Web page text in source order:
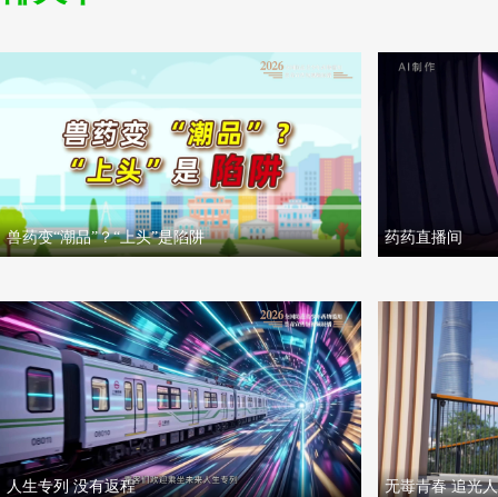
兽药变“潮品”？“上头”是陷阱 药药直播间
人生专列 没有返程 无毒青春 追光